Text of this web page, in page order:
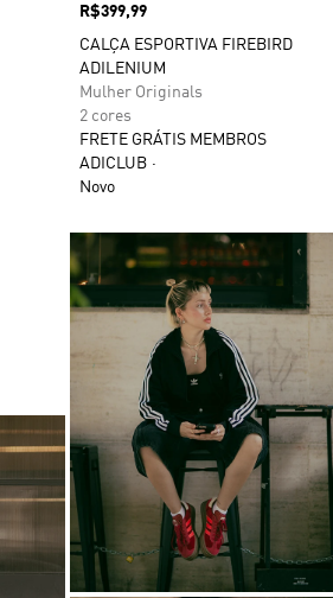
Preço
R$399,99
CALÇA ESPORTIVA FIREBIRD
ADILENIUM
Mulher Originals
2 cores
FRETE GRÁTIS MEMBROS
ADICLUB
Novo